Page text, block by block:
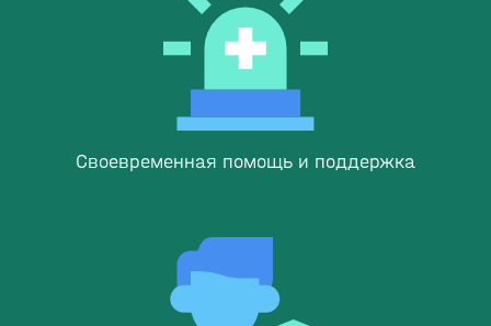
Своевременная помощь и поддержка